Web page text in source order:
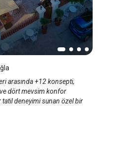
arasında +12 konsepti,
dört mevsim konfor
tatil deneyimi sunan özel bir